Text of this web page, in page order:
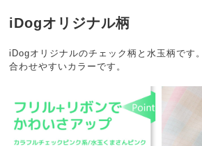
iDogオリジナル柄
iDogオリジナルのチェック柄と水玉柄です
合わせやすいカラーです。